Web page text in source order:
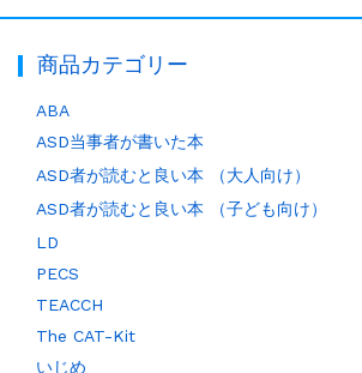
商品カテゴリー
ABA
ASD当事者が書いた本
ASD者が読むと良い本 （大人向け）
ASD者が読むと良い本 （子ども向け）
LD
PECS
TEACCH
The CAT-Kit
いじめ